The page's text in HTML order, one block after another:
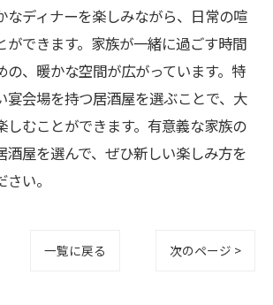
なディナーを楽しみながら、日常の喧
ができます。家族が一緒に過ごす時間
の、暖かな空間が広がっています。特
宴会場を持つ居酒屋を選ぶことで、大
しむことができます。有意義な家族の
酒屋を選んで、ぜひ新しい楽しみ方を
い。
一覧に戻る 次のページ >